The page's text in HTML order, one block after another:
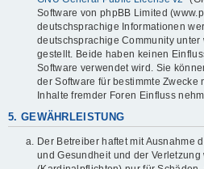
Software von phpBB Limited
deutschsprachige Informationen
deutschsprachige Community unter
gestellt. Beide haben keinen
Software verwendet wird. Sie
der Software für bestimmte Zwecke
Inhalte fremder Foren Einfluss
5. GEWÄHRLEISTUNG
Der Betreiber haftet mit Ausnahme
und Gesundheit und der